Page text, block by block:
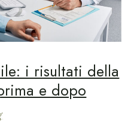
i risultati della
e dopo